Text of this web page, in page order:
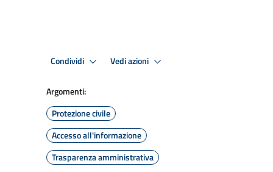
Condividi Vedi azioni
Argomenti:
Protezione civile
Accesso all'informazione
Trasparenza amministrativa